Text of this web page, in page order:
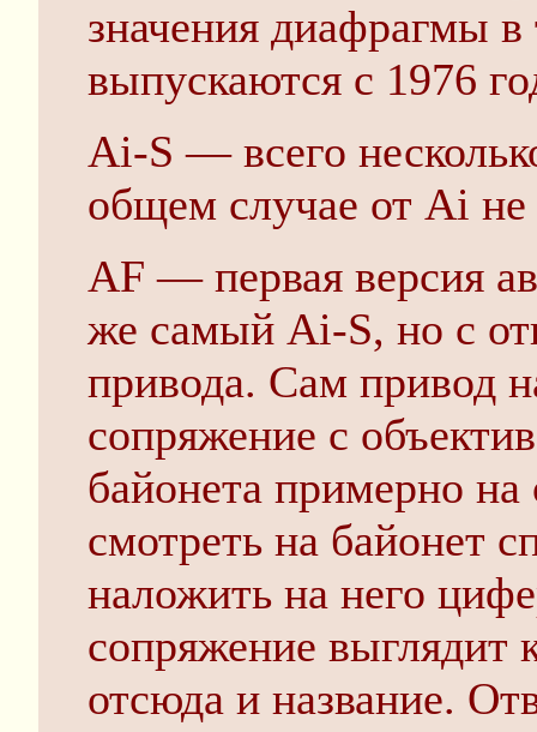
значения диафрагмы
выпускаются с 1976
Ai-S — всего
общем случае от Ai не
AF — первая версия
же самый Ai-S, но с
привода. Сам привод
сопряжение с
байонета примерно на
смотреть на байонет
наложить на него
сопряжение выглядит
отсюда и название.